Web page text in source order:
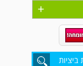
+
ביציות